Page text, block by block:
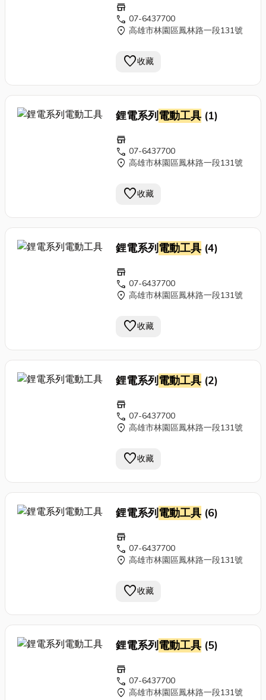
store
call 07-6437700
location_on 高雄市林園區鳳林路一段131號
favorite收藏
鋰電系列電動工具(1)
store
call 07-6437700
location_on 高雄市林園區鳳林路一段131號
favorite收藏
鋰電系列電動工具(4)
store
call 07-6437700
location_on 高雄市林園區鳳林路一段131號
favorite收藏
鋰電系列電動工具(2)
store
call 07-6437700
location_on 高雄市林園區鳳林路一段131號
favorite收藏
鋰電系列電動工具(6)
store
call 07-6437700
location_on 高雄市林園區鳳林路一段131號
favorite收藏
鋰電系列電動工具(5)
store
call 07-6437700
location_on 高雄市林園區鳳林路一段131號